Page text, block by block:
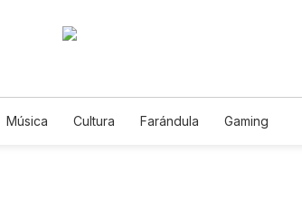
Música Cultura Farándula Gaming